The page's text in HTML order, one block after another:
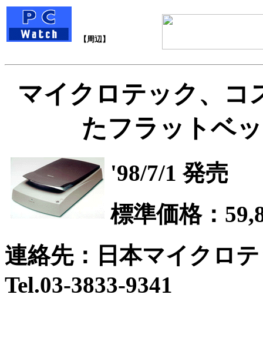
【周辺】
マイクロテック、コ
たフラットベ
'98/7/1 発売
標準価格：
連絡先：日本マイクロ
Tel.03-3833-9341